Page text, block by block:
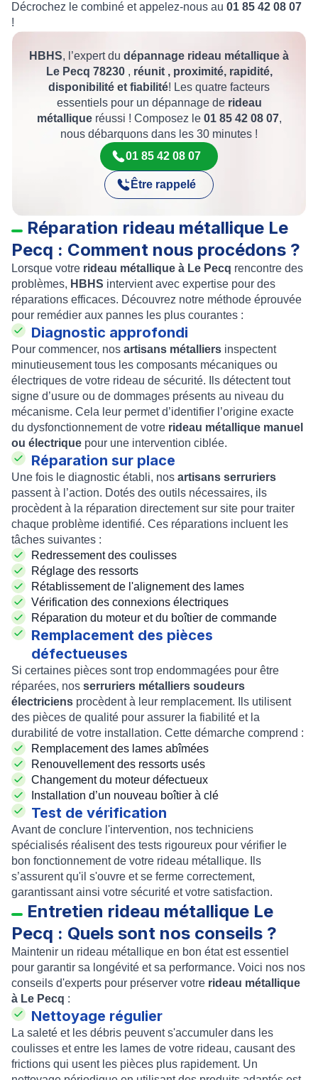
Décrochez le combiné et appelez-nous au 01 85 42 08 07
!
HBHS, l’expert du dépannage rideau métallique à
Le Pecq 78230 , réunit , proximité, rapidité,
disponibilité et fiabilité! Les quatre facteurs
essentiels pour un dépannage de rideau
métalliqueréussi ! Composez le 01 85 42 08 07,
nous débarquons dans les 30 minutes !
01 85 42 08 07
Être rappelé
Réparation rideau métallique Le
Pecq : Comment nous procédons ?
Lorsque votre rideau métallique à Le Pecq rencontre des
problèmes, HBHS intervient avec expertise pour des
réparations efficaces. Découvrez notre méthode éprouvée
pour remédier aux pannes les plus courantes :
Diagnostic approfondi
Pour commencer, nos artisans métalliers inspectent
minutieusement tous les composants mécaniques ou
électriques de votre rideau de sécurité. Ils détectent tout
signe d’usure ou de dommages présents au niveau du
mécanisme. Cela leur permet d’identifier l’origine exacte
du dysfonctionnement de votre rideau métallique manuel
ou électrique pour une intervention ciblée.
Réparation sur place
Une fois le diagnostic établi, nos artisans serruriers
passent à l’action. Dotés des outils nécessaires, ils
procèdent à la réparation directement sur site pour traiter
chaque problème identifié. Ces réparations incluent les
tâches suivantes :
Redressement des coulisses
Réglage des ressorts
Rétablissement de l'alignement des lames
Vérification des connexions électriques
Réparation du moteur et du boîtier de commande
Remplacement des pièces
défectueuses
Si certaines pièces sont trop endommagées pour être
réparées, nos serruriers métalliers soudeurs
électriciens procèdent à leur remplacement. Ils utilisent
des pièces de qualité pour assurer la fiabilité et la
durabilité de votre installation. Cette démarche comprend :
Remplacement des lames abîmées
Renouvellement des ressorts usés
Changement du moteur défectueux
Installation d’un nouveau boîtier à clé
Test de vérification
Avant de conclure l'intervention, nos techniciens
spécialisés réalisent des tests rigoureux pour vérifier le
bon fonctionnement de votre rideau métallique. Ils
s’assurent qu'il s'ouvre et se ferme correctement,
garantissant ainsi votre sécurité et votre satisfaction.
Entretien rideau métallique Le
Pecq : Quels sont nos conseils ?
Maintenir un rideau métallique en bon état est essentiel
pour garantir sa longévité et sa performance. Voici nos nos
conseils d'experts pour préserver votre rideau métallique
à Le Pecq :
Nettoyage régulier
La saleté et les débris peuvent s'accumuler dans les
coulisses et entre les lames de votre rideau, causant des
frictions qui usent les pièces plus rapidement. Un